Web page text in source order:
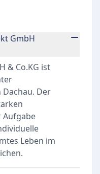
GmbH
& Co.KG ist
Der
Aufgabe
Leben im